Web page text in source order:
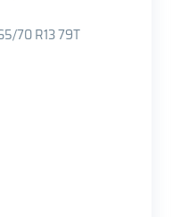
70 R13 79T